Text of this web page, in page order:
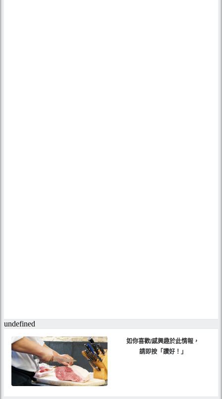
如你喜歡/感興趣於此情報，
請即按「讚好！」